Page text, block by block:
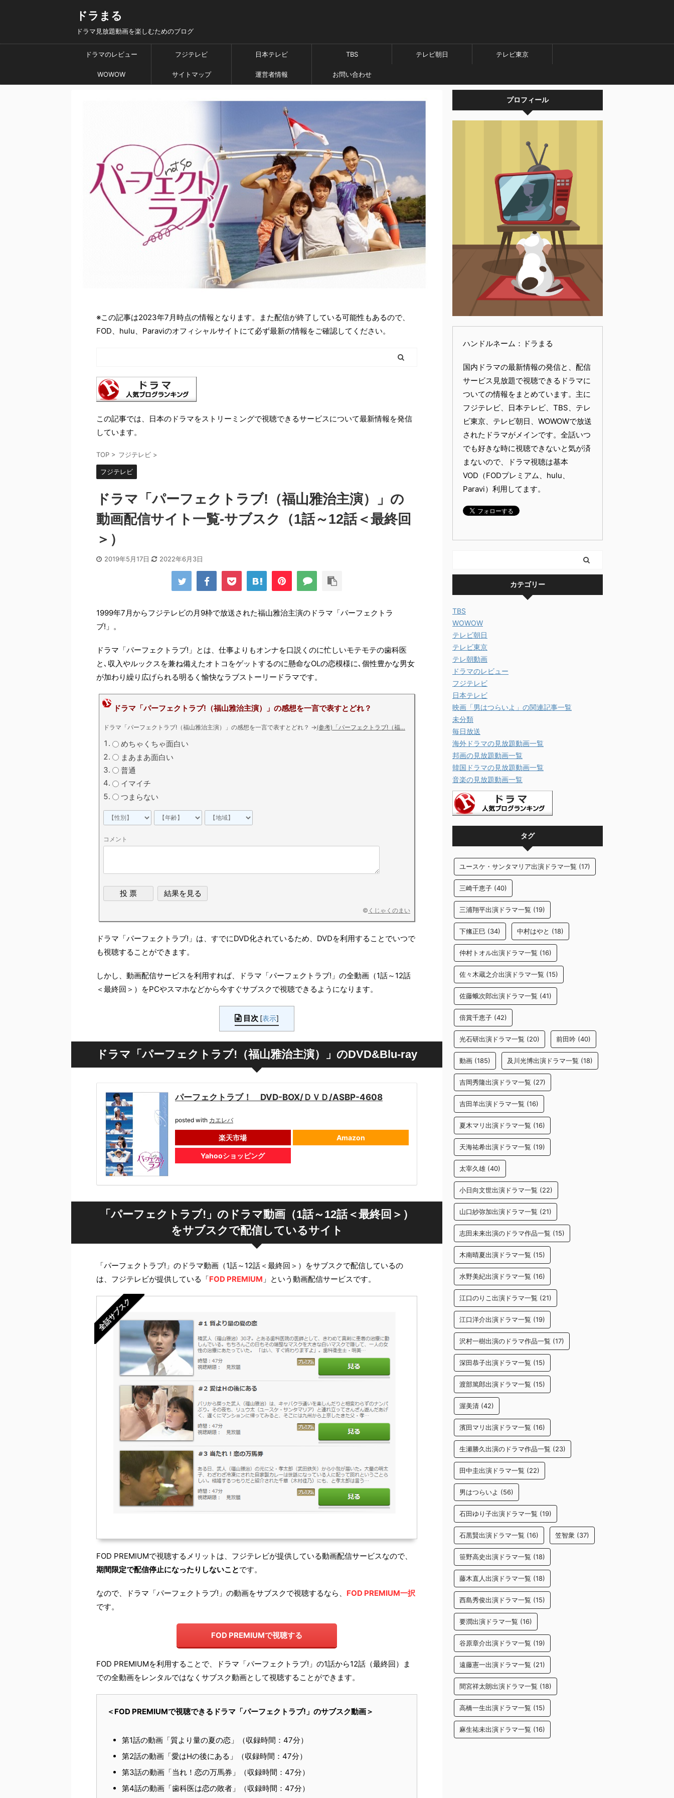
ドラまる
ドラマ見放題動画を楽しむためのブログ
ドラマのレビュー フジテレビ 日本テレビ TBS テレビ朝日 テレビ東京
WOWOW サイトマップ 運営者情報 お問い合わせ
※この記事は2023年7月時点の情報となります。また配信が終了している可能性もあるので、
FOD、hulu、Paraviのオフィシャルサイトにて必ず最新の情報をご確認してください。
この記事では、日本のドラマをストリーミングで視聴できるサービスについて最新情報を発信
しています。
TOP > フジテレビ >
フジテレビ
ドラマ「パーフェクトラブ!（福山雅治主演）」の
動画配信サイト一覧-サブスク（1話～12話＜最終回
＞）
2019年5月17日 2022年6月3日
1999年7月からフジテレビの月9枠で放送された福山雅治主演のドラマ「パーフェクトラ
ブ!」。
ドラマ「パーフェクトラブ!」とは、仕事よりもオンナを口説くのに忙しいモテモテの歯科医
と､収入やルックスを兼ね備えたオトコをゲットするのに懸命なOLの恋模様に､個性豊かな男女
が加わり繰り広げられる明るく愉快なラブストーリードラマです。
ドラマ「パーフェクトラブ!（福山雅治主演）」の感想を一言で表すとどれ？
ドラマ「パーフェクトラブ!（福山雅治主演）」の感想を一言で表すとどれ？ →(参考)「パーフェクトラブ!（福…
めちゃくちゃ面白い
まあまあ面白い
普通
イマイチ
つまらない
コメント
© くじゃくのまい
ドラマ「パーフェクトラブ!」は、すでにDVD化されているため、DVDを利用することでいつで
も視聴することができます。
しかし、動画配信サービスを利用すれば、ドラマ「パーフェクトラブ!」の全動画（1話～12話
＜最終回＞）をPCやスマホなどから今すぐサブスクで視聴できるようになります。
目次 [表示]
ドラマ「パーフェクトラブ!（福山雅治主演）」のDVD&Blu-ray
パーフェクトラブ！ DVD-BOX/ＤＶＤ/ASBP-4608
posted with カエレバ
楽天市場 Amazon
Yahooショッピング
「パーフェクトラブ!」のドラマ動画（1話～12話＜最終回＞）
をサブスクで配信しているサイト
「パーフェクトラブ!」のドラマ動画（1話～12話＜最終回＞）をサブスクで配信しているの
は、フジテレビが提供している「FOD PREMIUM 」という動画配信サービスです。
全話サブスク
FOD PREMIUMで視聴するメリットは、フジテレビが提供している動画配信サービスなので、
期間限定で配信停止になったりしないことです。
なので、ドラマ「パーフェクトラブ!」の動画をサブスクで視聴するなら、 FOD PREMIUM一択
です。
FOD PREMIUMで視聴する
FOD PREMIUMを利用することで、ドラマ「パーフェクトラブ!」の1話から12話（最終回）ま
での全動画をレンタルではなくサブスク動画として視聴することができます。
＜FOD PREMIUMで視聴できるドラマ「パーフェクトラブ!」のサブスク動画＞
第1話の動画「質より量の夏の恋」（収録時間：47分）
第2話の動画「愛はHの後にある」（収録時間：47分）
第3話の動画「当れ！恋の万馬券」（収録時間：47分）
第4話の動画「歯科医は恋の敗者」（収録時間：47分）
プロフィール
ハンドルネーム：ドラまる
国内ドラマの最新情報の発信と、配信
サービス見放題で視聴できるドラマに
ついての情報をまとめています。主に
フジテレビ、日本テレビ、TBS、テレ
ビ東京、テレビ朝日、WOWOWで放送
されたドラマがメインです。全話いつ
でも好きな時に視聴できないと気が済
まないので、ドラマ視聴は基本
VOD（FODプレミアム、hulu、
Paravi）利用してます。
カテゴリー
TBS
WOWOW
テレビ朝日
テレビ東京
テレ朝動画
ドラマのレビュー
フジテレビ
日本テレビ
映画「男はつらいよ」の関連記事一覧
未分類
毎日放送
海外ドラマの見放題動画一覧
邦画の見放題動画一覧
韓国ドラマの見放題動画一覧
音楽の見放題動画一覧
タグ
ユースケ・サンタマリア出演ドラマ一覧 (17)
三崎千恵子 (40)
三浦翔平出演ドラマ一覧 (19)
下絛正巳 (34) 中村はやと (18)
仲村トオル出演ドラマ一覧 (16)
佐々木蔵之介出演ドラマ一覧 (15)
佐藤蛾次郎出演ドラマ一覧 (41)
倍賞千恵子 (42)
光石研出演ドラマ一覧 (20) 前田吟 (40)
動画 (185) 及川光博出演ドラマ一覧 (18)
吉岡秀隆出演ドラマ一覧 (27)
吉田羊出演ドラマ一覧 (16)
夏木マリ出演ドラマ一覧 (16)
天海祐希出演ドラマ一覧 (19)
太宰久雄 (40)
小日向文世出演ドラマ一覧 (22)
山口紗弥加出演ドラマ一覧 (21)
志田未来出演のドラマ作品一覧 (15)
木南晴夏出演ドラマ一覧 (15)
水野美紀出演ドラマ一覧 (16)
江口のりこ出演ドラマ一覧 (21)
江口洋介出演ドラマ一覧 (19)
沢村一樹出演のドラマ作品一覧 (17)
深田恭子出演ドラマ一覧 (15)
渡部篤郎出演ドラマ一覧 (15)
渥美清 (42)
濱田マリ出演ドラマ一覧 (16)
生瀬勝久出演のドラマ作品一覧 (23)
田中圭出演ドラマ一覧 (22)
男はつらいよ (56)
石田ゆり子出演ドラマ一覧 (19)
石黒賢出演ドラマ一覧 (16) 笠智衆 (37)
笹野高史出演ドラマ一覧 (18)
藤木直人出演ドラマ一覧 (18)
西島秀俊出演ドラマ一覧 (15)
要潤出演ドラマ一覧 (16)
谷原章介出演ドラマ一覧 (19)
遠藤憲一出演ドラマ一覧 (21)
間宮祥太朗出演ドラマ一覧 (18)
高橋一生出演ドラマ一覧 (15)
麻生祐未出演ドラマ一覧 (16)